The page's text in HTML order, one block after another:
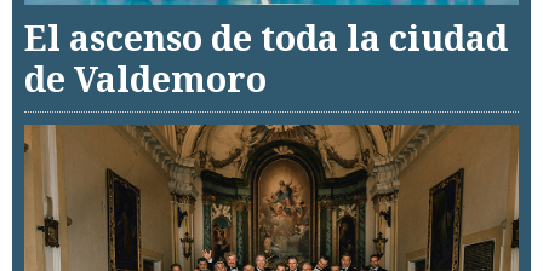
El ascenso de toda la ciudad
de Valdemoro